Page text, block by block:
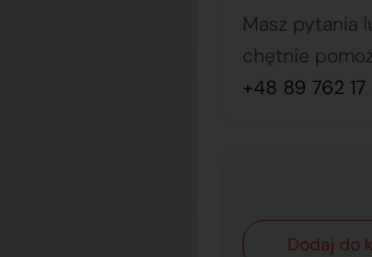
Masz pytania
chętnie
+48 89 762 17
Dodaj do